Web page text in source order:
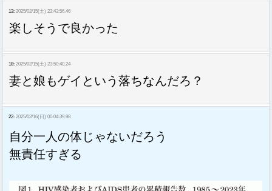
13: 2025/02/15(土) 23:43:56.46
楽しそうで良かった
18: 2025/02/15(土) 23:50:40.24
妻と娘もゲイという落ちなんだろ？
22: 2025/02/16(日) 00:04:39.98
自分一人の体じゃないだろう
無責任すぎる